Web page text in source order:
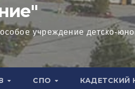
учреждение детско-
СПО КАДЕТСКИЙ